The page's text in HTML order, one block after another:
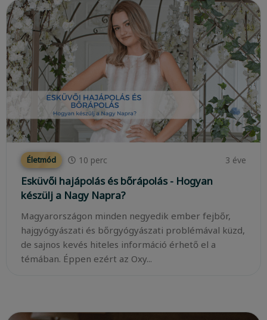
Életmód 10 perc 3 éve
Esküvői hajápolás és bőrápolás - Hogyan
készülj a Nagy Napra?
Magyarországon minden negyedik ember fejbőr,
hajgyógyászati és bőrgyógyászati problémával küzd,
de sajnos kevés hiteles információ érhető el a
témában. Éppen ezért az Oxy...